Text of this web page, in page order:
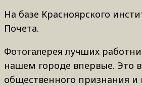
На базе Красноярского
Почета.
Фотогалерея лучших
нашем городе впервые. Это
общественного признания